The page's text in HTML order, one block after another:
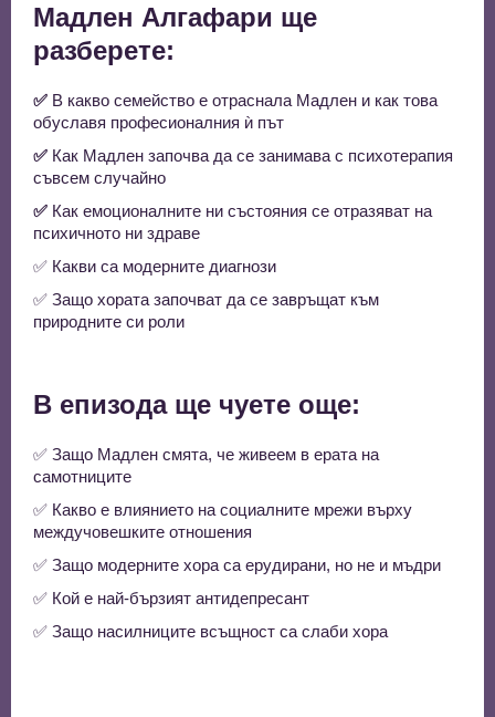
Мадлен Алгафари ще
разберете:
✅ В какво семейство е отраснала Мадлен и как това
обуславя професионалния ѝ път
✅ Как Мадлен започва да се занимава с психотерапия
съвсем случайно
✅ Как емоционалните ни състояния се отразяват на
психичното ни здраве
✅ Какви са модерните диагнози
✅ Защо хората започват да се завръщат към
природните си роли
В епизода ще чуете още:
✅ Защо Мадлен смята, че живеем в ерата на
самотниците
✅ Какво е влиянието на социалните мрежи върху
междучовешките отношения
✅ Защо модерните хора са ерудирани, но не и мъдри
✅ Кой е най-бързият антидепресант
✅ Защо насилниците всъщност са слаби хора